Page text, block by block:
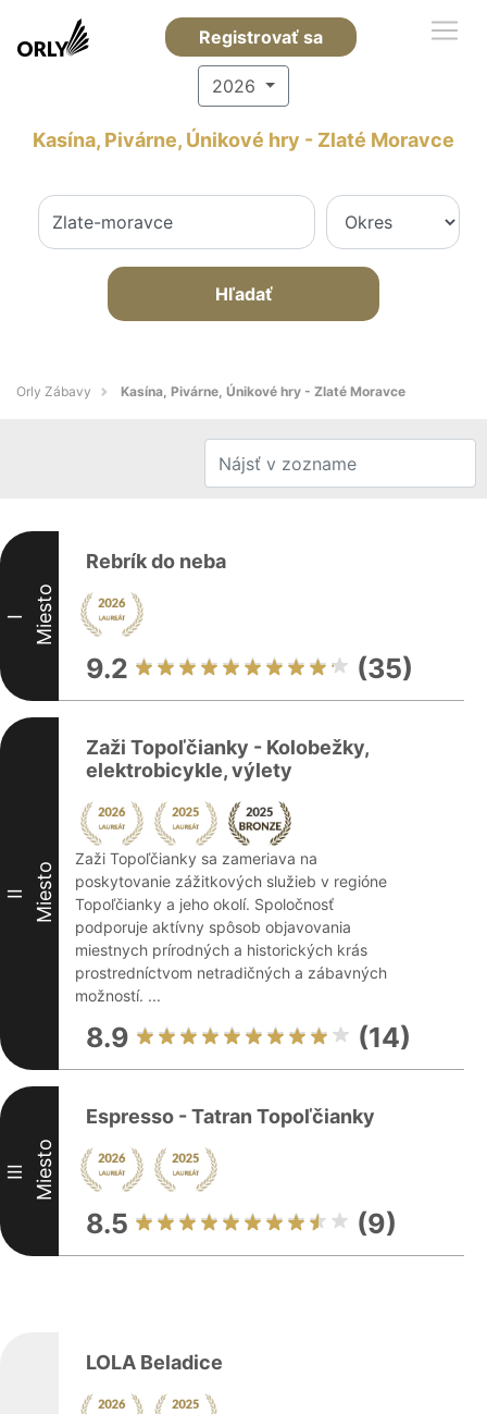
Registrovať sa
2026
Kasína, Pivárne, Únikové hry - Zlaté Moravce
Hľadať
Orly Zábavy Kasína, Pivárne, Únikové hry - Zlaté Moravce
I Miesto
Rebrík do neba
9.2 (35)
II Miesto
Zaži Topoľčianky - Kolobežky,
elektrobicykle, výlety
Zaži Topoľčianky sa zameriava na
poskytovanie zážitkových služieb v regióne
Topoľčianky a jeho okolí. Spoločnosť
podporuje aktívny spôsob objavovania
miestnych prírodných a historických krás
prostredníctvom netradičných a zábavných
možností. ...
8.9 (14)
III Miesto
Espresso - Tatran Topoľčianky
8.5 (9)
LOLA Beladice